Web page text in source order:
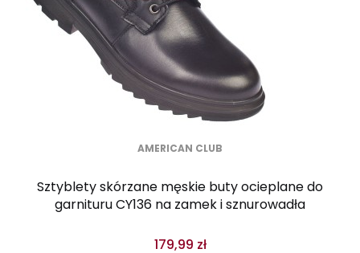
AMERICAN CLUB
Sztyblety skórzane męskie buty ocieplane do
garnituru CY136 na zamek i sznurowadła
179,99 zł